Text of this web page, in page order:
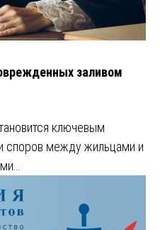
заливом
ключевым
споров между жильцами и